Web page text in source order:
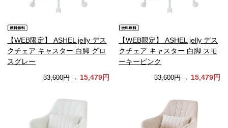
【WEB限定】 ASHEL jelly デス
クチェア キャスター 白脚 グロ
スグレー
33,600円 → 15,479円
【WEB限定】 ASHEL jelly デス
クチェア キャスター 白脚 スモ
ーキーピンク
33,600円 → 15,479円